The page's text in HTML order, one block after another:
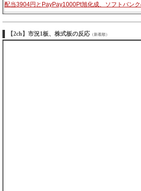
配当3904円とPayPay1000Pt旭化成、ソフトバン
【2ch】市況1板、株式板の反応 （新着順）